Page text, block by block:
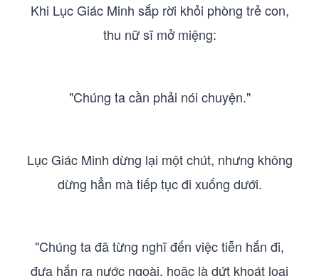
Khi Lục Giác Minh sắp rời khỏi phòng trẻ con,
thu nữ sĩ mở miệng:
"Chúng ta cần phải nói chuyện."
Lục Giác Minh dừng lại một chút, nhưng không
dừng hẳn mà tiếp tục đi xuống dưới.
"Chúng ta đã từng nghĩ đến việc tiễn hắn đi,
đưa hắn ra nước ngoài, hoặc là dứt khoát loại